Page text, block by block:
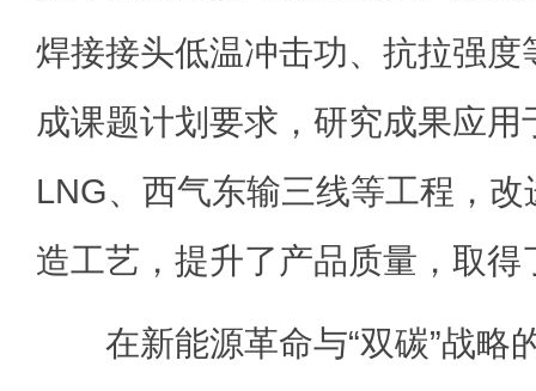
焊接接头低温冲击功、抗拉强度
成课题计划要求，研究成果应
LNG、西气东输三线等工程，
造工艺，提升了产品质量，取得
在新能源革命与“双碳”战略